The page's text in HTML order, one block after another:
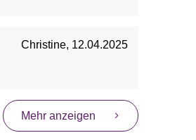
Christine, 12.04.2025
Mehr anzeigen